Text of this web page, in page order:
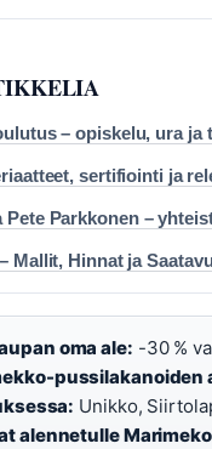
– opiskelu, ura ja
sertifiointi ja
Pete Parkkonen –
Mallit, Hinnat ja
oma ale: -30 %
pussilakanoiden
Unikko,
alennetulle